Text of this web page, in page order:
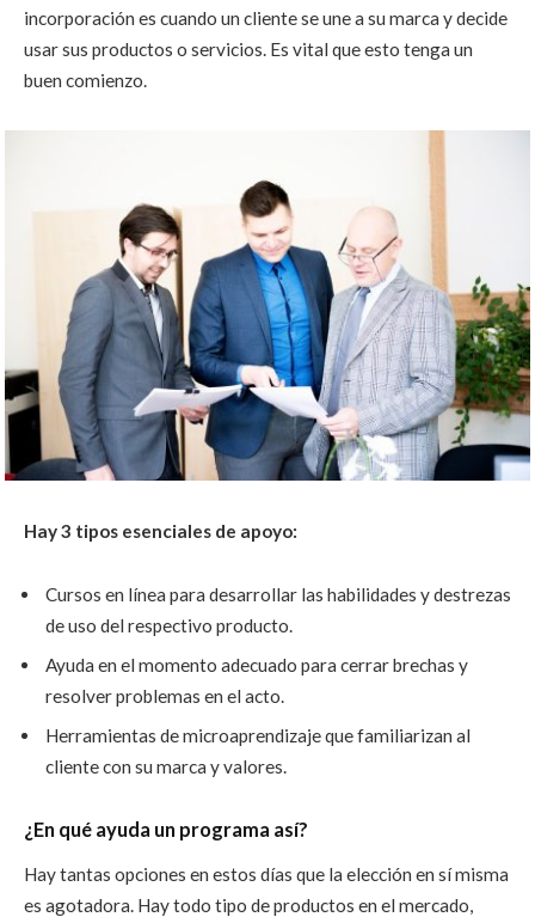
incorporación es cuando un cliente se une a su marca y decide
usar sus productos o servicios. Es vital que esto tenga un
buen comienzo.
Hay 3 tipos esenciales de apoyo:
Cursos en línea para desarrollar las habilidades y destrezas
de uso del respectivo producto.
Ayuda en el momento adecuado para cerrar brechas y
resolver problemas en el acto.
Herramientas de microaprendizaje que familiarizan al
cliente con su marca y valores.
¿En qué ayuda un programa así?
Hay tantas opciones en estos días que la elección en sí misma
es agotadora. Hay todo tipo de productos en el mercado,